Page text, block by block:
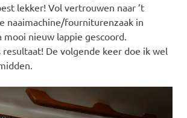
lekker! Vol vertrouwen naar ’t
naaimachine/fourniturenzaak in
mooi nieuw lappie gescoord.
resultaat! De volgende keer doe ik wel